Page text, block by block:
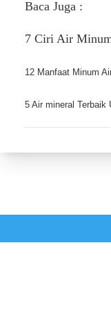
Baca Juga :
7 Ciri Air
12 Manfaat Minum
5 Air mineral Terbaik